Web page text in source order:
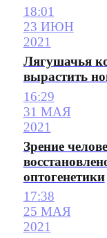
18:01
23 ИЮН
2021
Лягушачья
вырастить
16:29
31 МАЯ
2021
Зрение
оптогенетики
17:38
25 МАЯ
2021